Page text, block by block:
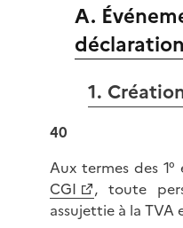
A.
déclaration
1.
40
Aux termes des
CGI
, toute
assujettie à la TVA